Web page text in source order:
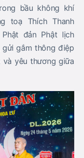
bầu không khí
toạ Thích Thanh
đản Phật lịch
gửi gắm thông điệp
yêu thương giữa